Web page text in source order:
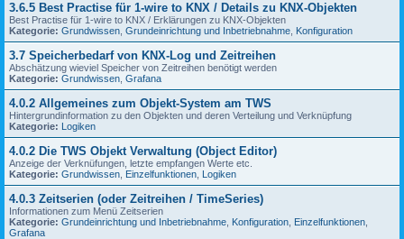
3.6.5 Best Practise für 1-wire to KNX / Details zu KNX-Objekten
Best Practise für 1-wire to KNX / Erklärungen zu KNX-Objekten
Kategorie: Grundwissen Grundeinrichtung und Inbetriebnahme Konfiguration
3.7 Speicherbedarf von KNX-Log und Zeitreihen
Abschätzung wieviel Speicher von Zeitreihen benötigt werden
Kategorie: Grundwissen Grafana
4.0.2 Allgemeines zum Objekt-System am TWS
Hintergrundinformation zu den Objekten und deren Verteilung und Verknüpfung
Kategorie: Logiken
4.0.2 Die TWS Objekt Verwaltung (Object Editor)
Anzeige der Verknüfungen, letzte empfangen Werte etc.
Kategorie: Grundwissen Einzelfunktionen Logiken
4.0.3 Zeitserien (oder Zeitreihen / TimeSeries)
Informationen zum Menü Zeitserien
Kategorie: Grundeinrichtung und Inbetriebnahme Konfiguration Einzelfunktionen
Grafana